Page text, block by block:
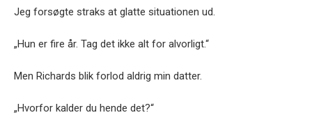
Jeg forsøgte straks at glatte situationen ud.
„Hun er fire år. Tag det ikke alt for alvorligt.“
Men Richards blik forlod aldrig min datter.
„Hvorfor kalder du hende det?“